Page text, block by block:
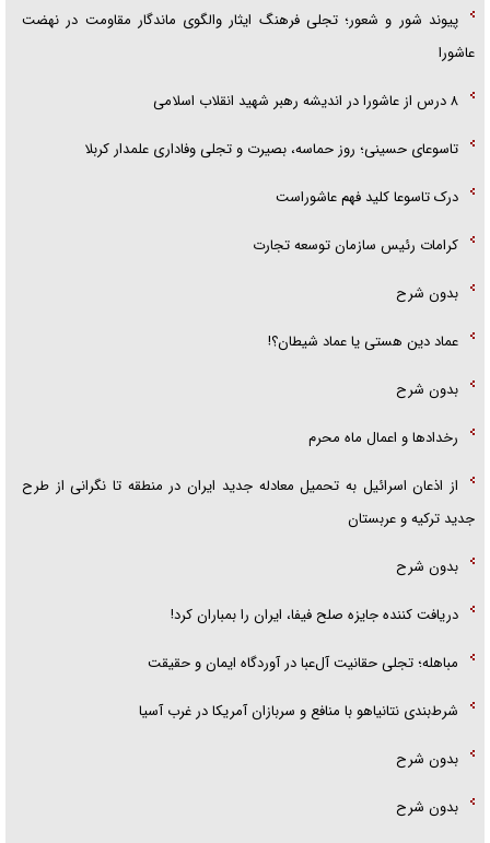
پیوند شور و شعور؛ تجلی فرهنگ ایثار والگوی ماندگار مقاومت در نهضت
عاشورا
۸ درس از عاشورا در اندیشه رهبر شهید انقلاب اسلامی
تاسوعای حسینی؛ روز حماسه، بصیرت و تجلی وفاداری علمدار کربلا
درک تاسوعا کلید فهم عاشوراست
کرامات رئیس سازمان توسعه تجارت
بدون شرح
عماد دین هستی یا عماد شیطان؟!
بدون شرح
رخداد‌ها و اعمال ماه محرم
از اذعان اسرائیل به تحمیل معادله جدید ایران در منطقه تا نگرانی از طرح
جدید ترکیه و عربستان
بدون شرح
دریافت کننده جایزه صلح فیفا، ایران را بمباران کرد!
مباهله؛ تجلی حقانیت آل‌عبا در آوردگاه ایمان و حقیقت
شرط‌بندی نتانیاهو با منافع و سربازان آمریکا در غرب آسیا
بدون شرح
بدون شرح